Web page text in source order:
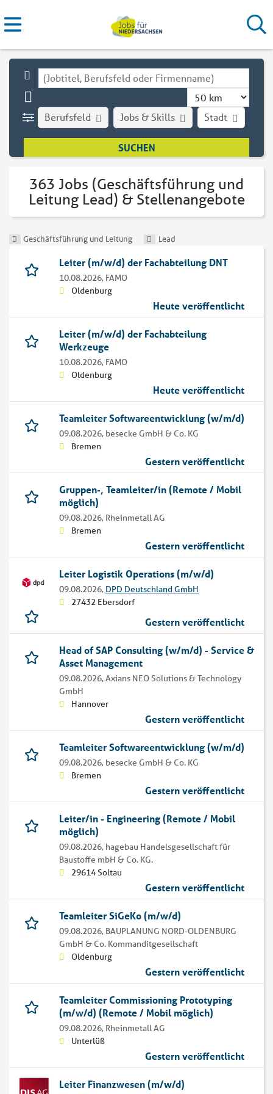
Stadt
Berufsfeld Jobs & Skills
363 Jobs (Geschäftsführung und
Leitung Lead) & Stellenangebote
Geschäftsführung und Leitung Lead
Leiter (m/w/d) der Fachabteilung DNT
10.08.2026, FAMO
Oldenburg
Heute veröffentlicht
Leiter (m/w/d) der Fachabteilung
Werkzeuge
10.08.2026, FAMO
Oldenburg
Heute veröffentlicht
Teamleiter Softwareentwicklung (w/m/d)
09.08.2026, besecke GmbH & Co. KG
Bremen
Gestern veröffentlicht
Gruppen-, Teamleiter/in (Remote / Mobil
möglich)
09.08.2026, Rheinmetall AG
Bremen
Gestern veröffentlicht
Leiter Logistik Operations (m/w/d)
09.08.2026, DPD Deutschland GmbH
27432 Ebersdorf
Gestern veröffentlicht
Head of SAP Consulting (w/m/d) - Service &
Asset Management
09.08.2026,Axians NEO Solutions & Technology
GmbH
Hannover
Gestern veröffentlicht
Teamleiter Softwareentwicklung (w/m/d)
09.08.2026, besecke GmbH & Co. KG
Bremen
Gestern veröffentlicht
Leiter/in - Engineering (Remote / Mobil
möglich)
09.08.2026, hagebau Handelsgesellschaft für
Baustoffe mbH & Co. KG.
29614 Soltau
Gestern veröffentlicht
Teamleiter SiGeKo (m/w/d)
09.08.2026, BAUPLANUNG NORD-OLDENBURG
GmbH & Co. Kommanditgesellschaft
Oldenburg
Gestern veröffentlicht
Teamleiter Commissioning Prototyping
(m/w/d) (Remote / Mobil möglich)
09.08.2026, Rheinmetall AG
Unterlüß
Gestern veröffentlicht
Leiter Finanzwesen (m/w/d)